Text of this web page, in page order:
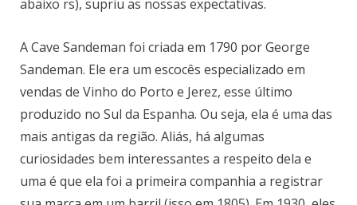
abaixo rs), supriu as nossas expectativas.
A Cave Sandeman foi criada em 1790 por George
Sandeman. Ele era um escocês especializado em
vendas de Vinho do Porto e Jerez, esse último
produzido no Sul da Espanha. Ou seja, ela é uma das
mais antigas da região. Aliás, há algumas
curiosidades bem interessantes a respeito dela e
uma é que ela foi a primeira companhia a registrar